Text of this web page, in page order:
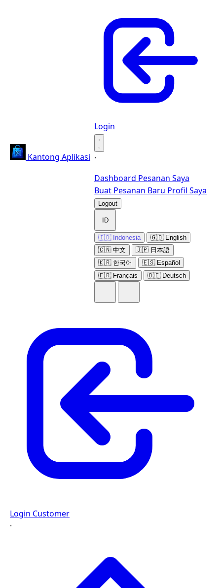
Kantong Aplikasi
Login
·
·
Dashboard Pesanan Saya
Buat Pesanan Baru Profil Saya
Logout
ID
🇮🇩 Indonesia
🇬🇧 English
🇨🇳 中文
🇯🇵 日本語
🇰🇷 한국어
🇪🇸 Español
🇫🇷 Français
🇩🇪 Deutsch
Login Customer
·